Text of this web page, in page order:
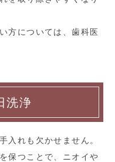
方については、歯科医
洗浄
入れも欠かせません。
保つことで、ニオイや